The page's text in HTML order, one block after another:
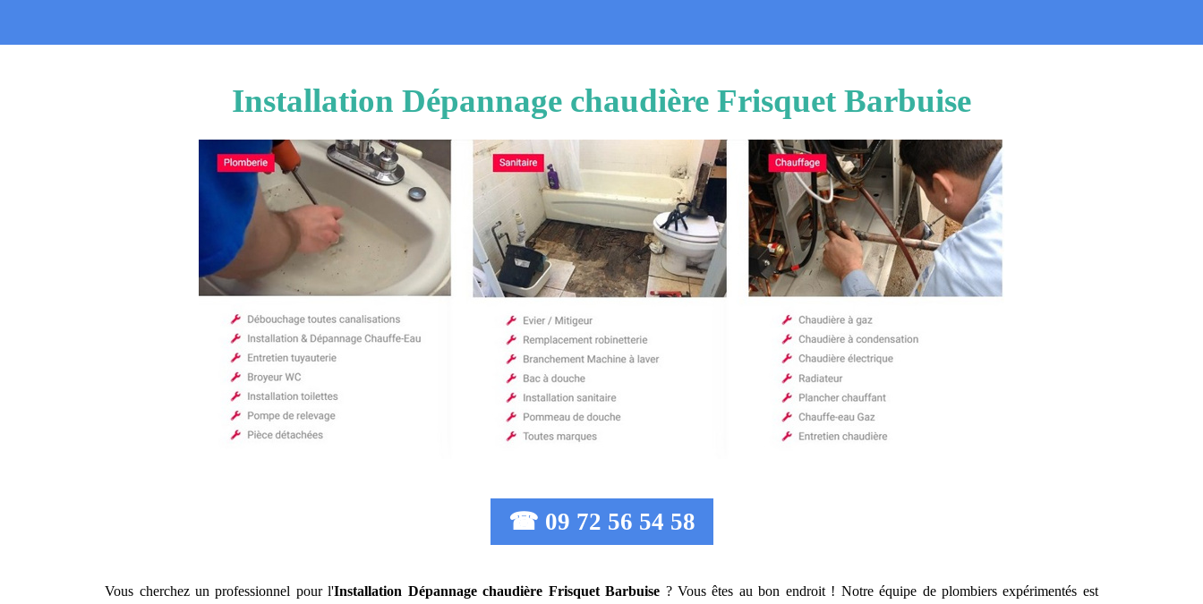
Installation Dépannage chaudière Frisquet Barbuise
☎ 09 72 56 54 58
Vous cherchez un professionnel pour l'Installation Dépannage chaudière Frisquet Barbuise ? Vous êtes au bon endroit ! Notre équipe de plombiers expérimentés est